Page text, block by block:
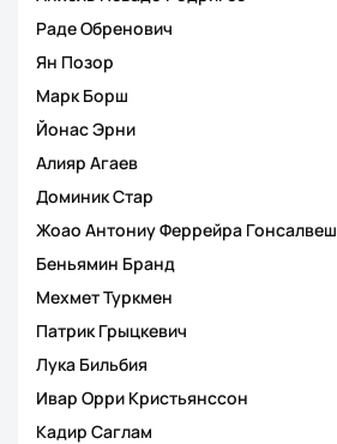
Раде Обренович
Ян Позор
Марк Борш
Йонас Эрни
Алияр Агаев
Доминик Стаp
Жоао Антониу Феррейра Гонсалвеш
Беньямин Бранд
Мехмет Туркмен
Патрик Грыцкевич
Лука Бильбия
Ивар Орри Кристьянссон
Кадир Саглам